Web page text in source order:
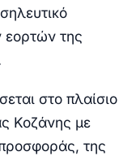
εορτών της
στο πλαίσιο
Κοζάνης με
της